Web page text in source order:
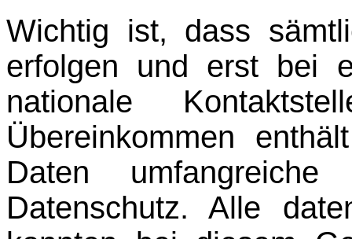
Wichtig ist, dass
erfolgen und erst bei
nationale
Übereinkommen
Daten
Datenschutz. Alle